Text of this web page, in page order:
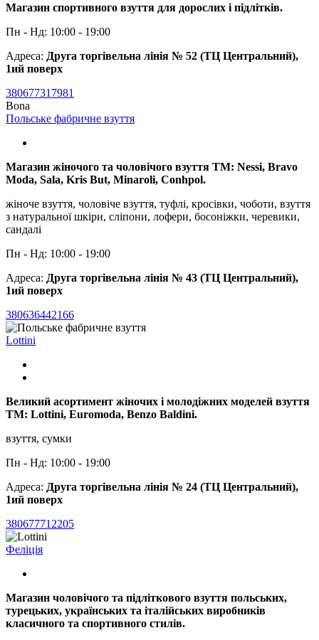
Магазин спортивного взуття для дорослих і підлітків.
Пн - Нд: 10:00 - 19:00
Адреса: Друга торгівельна лінія № 52 (ТЦ Центральний),
1ий поверх
380677317981
Bona
Польське фабричне взуття
Магазин жіночого та чоловічого взуття TM: Nessi, Bravo
Moda, Sala, Kris But, Minaroli, Conhpol.
жіноче взуття, чоловіче взуття, туфлі, кросівки, чоботи, взуття
з натуральної шкіри, сліпони, лофери, босоніжки, черевики,
сандалі
Пн - Нд: 10:00 - 19:00
Адреса: Друга торгівельна лінія № 43 (ТЦ Центральний),
1ий поверх
380636442166
Lottini
Великий асортимент жіночих і молодіжних моделей взуття
ТМ: Lottini, Euromoda, Benzo Baldini.
взуття, сумки
Пн - Нд: 10:00 - 19:00
Адреса: Друга торгівельна лінія № 24 (ТЦ Центральний),
1ий поверх
380677712205
Феліція
Магазин чоловічого та підліткового взуття польських,
турецьких, українських та італійських виробників
класичного та спортивного стилів.